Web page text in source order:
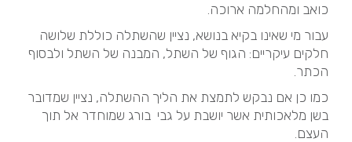
כואב ומהחלמה ארוכה.
עבור מי שאינו בקיא בנושא, נציין שהשתלה כוללת שלושה
חלקים עיקריים: הגוף של השתל, המבנה של השתל ולבסוף
הכתר.
כמו כן אם נבקש לתמצת את הליך ההשתלה, נציין שמדובר
בשן מלאכותית אשר יושבת על גבי בורג שמוחדר אל תוך
העצם.